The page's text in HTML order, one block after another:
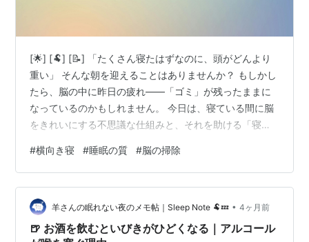
[🌟] [🐏] [📝] 「たくさん寝たはずなのに、頭がどんより
重い」 そんな朝を迎えることはありませんか？ もしかし
たら、脳の中に昨日の疲れ——「ゴミ」が残ったままに
なっているのかもしれません。 今日は、寝ている間に脳
をきれいにする不思議な仕組みと、それを助ける「寝る
のゴミ出しは「深い眠り」から始まる🌙 脳を洗う不思議
な水流「グリアリンパ系」💧 掃除効率を上げる「横向き
寝」という選択🛌 今日からできる「横向き」の工夫 📝今
夜のチェックリスト🐏 🎧今夜のSleep Music💤
[:SPOT_INDEX] 脳のゴミ出しは「深い眠り」か…
#横向き寝 #睡眠の質 #脳の掃除
羊さんの眠れない夜のメモ帖｜Sleep Note 🐏💤 • 4ヶ月前
🍺 お酒を飲むといびきがひどくなる｜アルコール